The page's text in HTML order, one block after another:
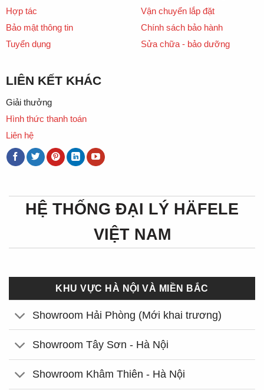
Hợp tác
Bảo mật thông tin
Tuyển dụng
Vận chuyển lắp đặt
Chính sách bảo hành
Sửa chữa - bảo dưỡng
LIÊN KẾT KHÁC
Giải thưởng
Hình thức thanh toán
Liên hệ
HỆ THỐNG ĐẠI LÝ HÄFELE
VIỆT NAM
KHU VỰC HÀ NỘI VÀ MIỀN BẮC
Showroom Hải Phòng (Mới khai trương)
Showroom Tây Sơn - Hà Nội
Showroom Khâm Thiên - Hà Nội